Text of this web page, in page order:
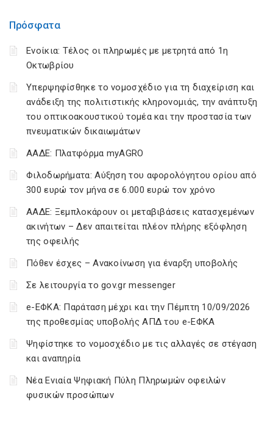
Πρόσφατα
Ενοίκια: Τέλος οι πληρωμές με μετρητά από 1η
Οκτωβρίου
Υπερψηφίσθηκε το νομοσχέδιο για τη διαχείριση και
ανάδειξη της πολιτιστικής κληρονομιάς, την ανάπτυξη
του οπτικοακουστικού τομέα και την προστασία των
πνευματικών δικαιωμάτων
ΑΑΔΕ: Πλατφόρμα myAGRO
Φιλοδωρήματα: Αύξηση του αφορολόγητου ορίου από
300 ευρώ τον μήνα σε 6.000 ευρώ τον χρόνο
ΑΑΔΕ: Ξεμπλοκάρουν οι μεταβιβάσεις κατασχεμένων
ακινήτων – Δεν απαιτείται πλέον πλήρης εξόφληση
της οφειλής
Πόθεν έσχες – Ανακοίνωση για έναρξη υποβολής
Σε λειτουργία το gov.gr messenger
e-ΕΦΚΑ: Παράταση μέχρι και την Πέμπτη 10/09/2026
της προθεσμίας υποβολής ΑΠΔ του e-ΕΦΚΑ
Ψηφίστηκε το νομοσχέδιο με τις αλλαγές σε στέγαση
και αναπηρία
Νέα Ενιαία Ψηφιακή Πύλη Πληρωμών οφειλών
φυσικών προσώπων